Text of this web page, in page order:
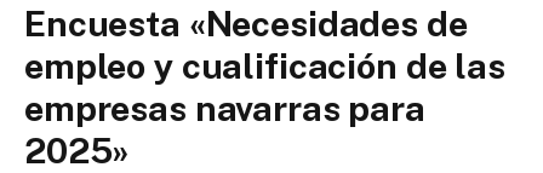
Encuesta «Necesidades de
empleo y cualificación de las
empresas navarras para
2025»